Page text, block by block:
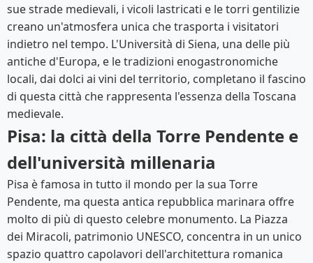
sue strade medievali, i vicoli lastricati e le torri gentilizie
creano un'atmosfera unica che trasporta i visitatori
indietro nel tempo. L'Università di Siena, una delle più
antiche d'Europa, e le tradizioni enogastronomiche
locali, dai dolci ai vini del territorio, completano il fascino
di questa città che rappresenta l'essenza della Toscana
medievale.
Pisa: la città della Torre Pendente e
dell'università millenaria
Pisa è famosa in tutto il mondo per la sua Torre
Pendente, ma questa antica repubblica marinara offre
molto di più di questo celebre monumento. La Piazza
dei Miracoli, patrimonio UNESCO, concentra in un unico
spazio quattro capolavori dell'architettura romanica